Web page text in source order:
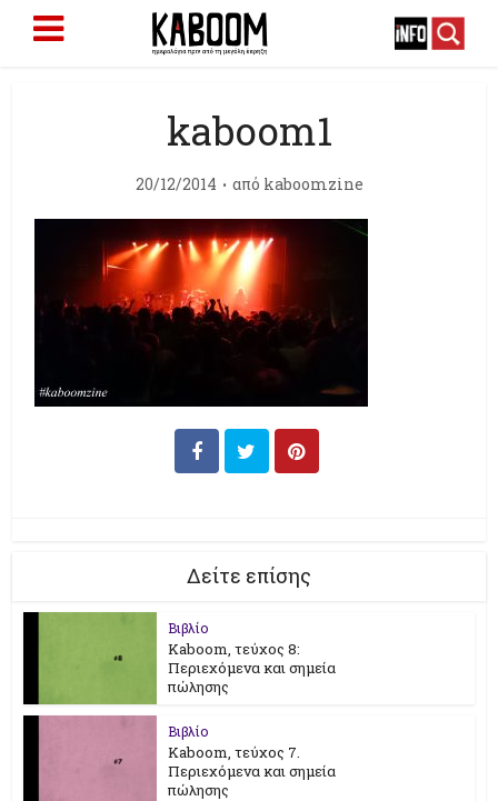
kaboom1
20/12/2014 από kaboomzine
Δείτε επίσης
Βιβλίο
Kaboom, τεύχος 8:
Περιεχόμενα και σημεία
πώλησης
Βιβλίο
Kaboom, τεύχος 7.
Περιεχόμενα και σημεία
πώλησης